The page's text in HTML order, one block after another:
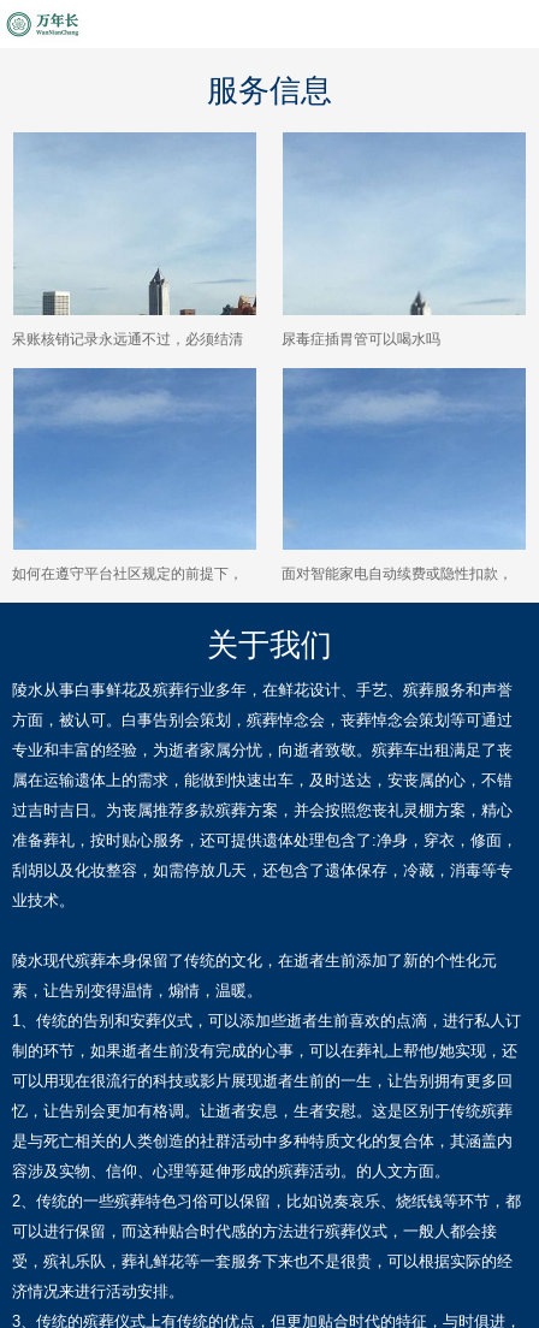
服务信息
呆账核销记录永远通不过，必须结清
并让银行更新状态
尿毒症插胃管可以喝水吗
如何在遵守平台社区规定的前提下，
有效表达个人观点和创意？
面对智能家电自动续费或隐性扣款，
2026年我们可以通过哪些步骤追回款
项？
关于我们
陵水从事白事鲜花及殡葬行业多年，在鲜花设计、手艺、殡葬服务和声誉
方面，被认可。白事告别会策划，殡葬悼念会，丧葬悼念会策划等可通过
专业和丰富的经验，为逝者家属分忧，向逝者致敬。殡葬车出租满足了丧
属在运输遗体上的需求，能做到快速出车，及时送达，安丧属的心，不错
过吉时吉日。为丧属推荐多款殡葬方案，并会按照您丧礼灵棚方案，精心
准备葬礼，按时贴心服务，还可提供遗体处理包含了:净身，穿衣，修面，
刮胡以及化妆整容，如需停放几天，还包含了遗体保存，冷藏，消毒等专
业技术。
陵水现代殡葬本身保留了传统的文化，在逝者生前添加了新的个性化元
素，让告别变得温情，煽情，温暖。
1、传统的告别和安葬仪式，可以添加些逝者生前喜欢的点滴，进行私人订
制的环节，如果逝者生前没有完成的心事，可以在葬礼上帮他/她实现，还
可以用现在很流行的科技或影片展现逝者生前的一生，让告别拥有更多回
忆，让告别会更加有格调。让逝者安息，生者安慰。这是区别于传统殡葬
是与死亡相关的人类创造的社群活动中多种特质文化的复合体，其涵盖内
容涉及实物、信仰、心理等延伸形成的殡葬活动。的人文方面。
2、传统的一些殡葬特色习俗可以保留，比如说奏哀乐、烧纸钱等环节，都
可以进行保留，而这种贴合时代感的方法进行殡葬仪式，一般人都会接
受，殡礼乐队，葬礼鲜花等一套服务下来也不是很贵，可以根据实际的经
济情况来进行活动安排。
3、传统的殡葬仪式上有传统的优点，但更加贴合时代的特征，与时俱进，